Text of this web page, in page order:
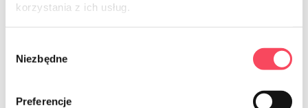
korzystania z ich usług.
zgody
Niezbędne
Preferencje